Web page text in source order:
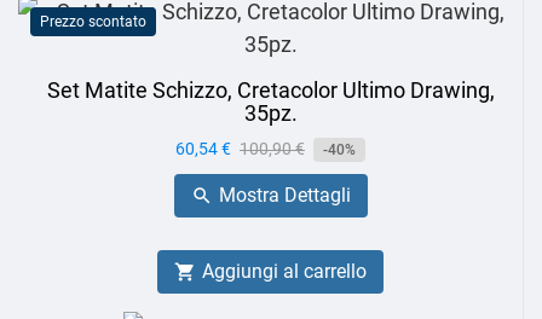
Prezzo scontato
Set Matite Schizzo, Cretacolor Ultimo Drawing,
35pz.
Prezzo
60,54 € Prezzo
base
100,90 € -40%
 Mostra Dettagli
 Aggiungi al carrello